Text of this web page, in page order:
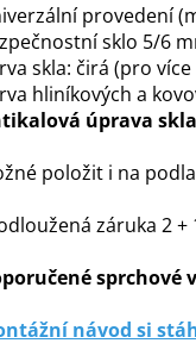
provedení
sklo 5/6
skla: čirá (pro
hliníkových a
úprava
položit i na
záruka 2
sprchové
návod si